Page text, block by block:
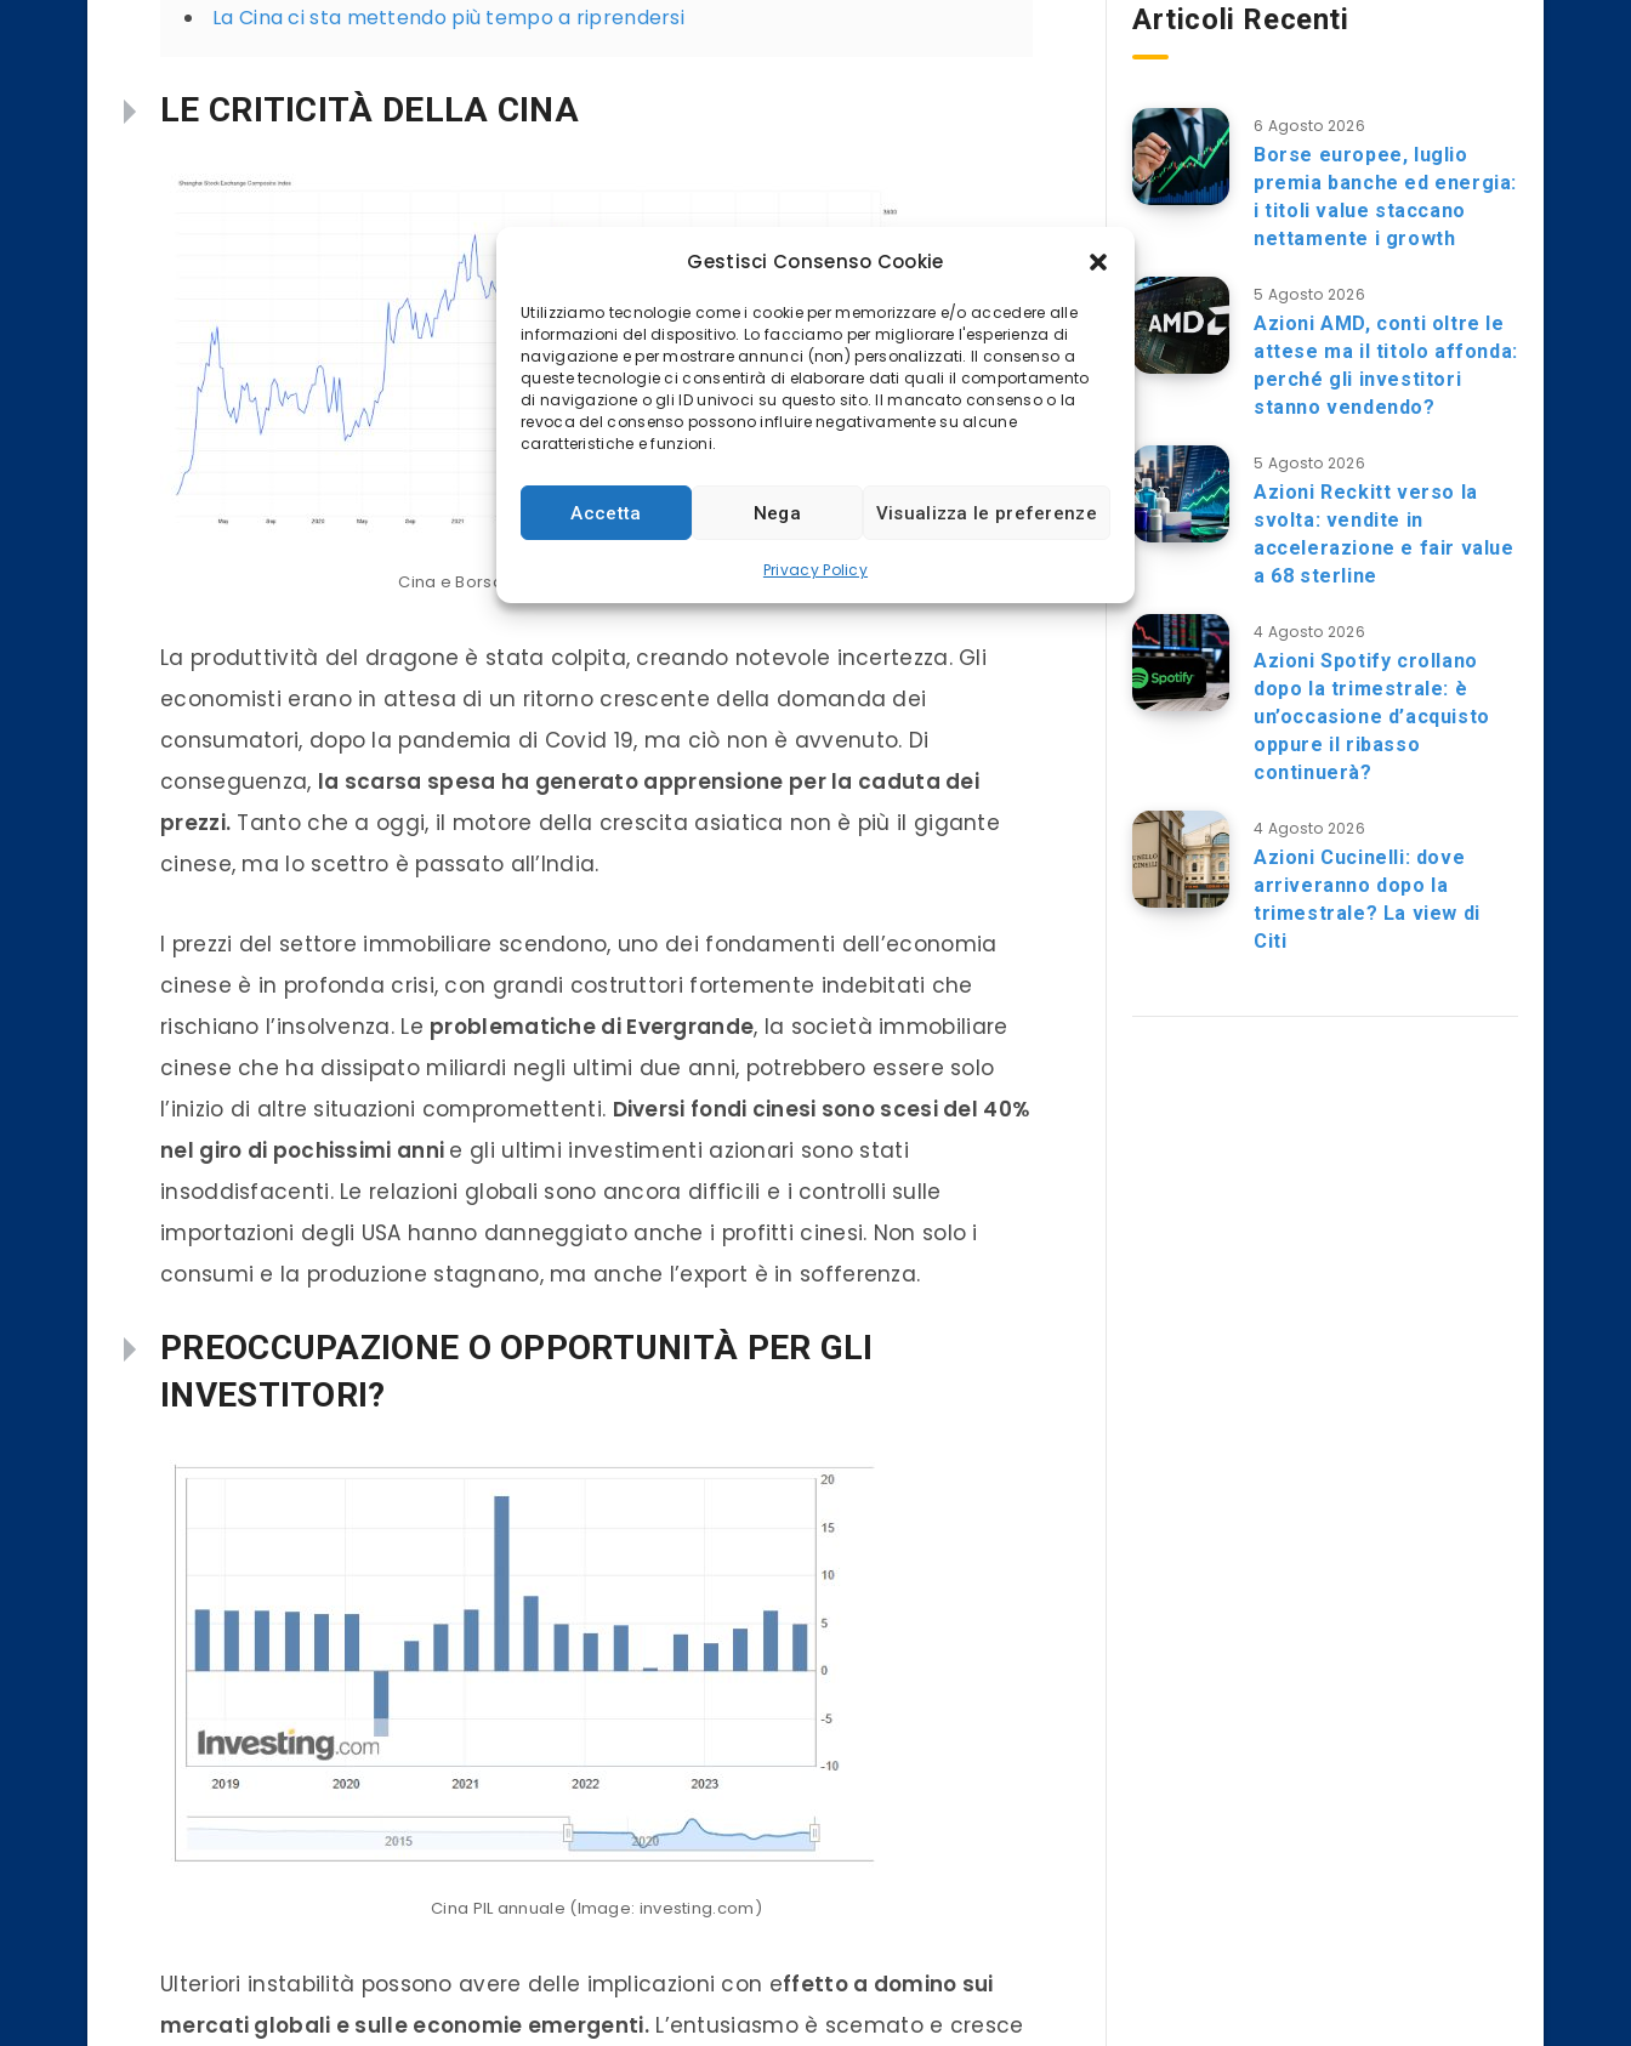
Gestisci Consenso Cookie
Utilizziamo tecnologie come i cookie per memorizzare e/o accedere alle
informazioni del dispositivo. Lo facciamo per migliorare l'esperienza di
navigazione e per mostrare annunci (non) personalizzati. Il consenso a
queste tecnologie ci consentirà di elaborare dati quali il comportamento
di navigazione o gli ID univoci su questo sito. Il mancato consenso o la
revoca del consenso possono influire negativamente su alcune
caratteristiche e funzioni.
Accetta Nega Visualizza le preferenze
Privacy Policy
La Cina ci sta mettendo più tempo a riprendersi
LE CRITICITÀ DELLA CINA
Cina e Borsa – (Image: tradingeconomics.com)
La produttività del dragone è stata colpita, creando notevole incertezza. Gli
economisti erano in attesa di un ritorno crescente della domanda dei
consumatori, dopo la pandemia di Covid 19, ma ciò non è avvenuto. Di
conseguenza, la scarsa spesa ha generato apprensione per la caduta dei
prezzi. Tanto che a oggi, il motore della crescita asiatica non è più il gigante
cinese, ma lo scettro è passato all’India.
I prezzi del settore immobiliare scendono, uno dei fondamenti dell’economia
cinese è in profonda crisi, con grandi costruttori fortemente indebitati che
rischiano l’insolvenza. Le problematiche di Evergrande, la società immobiliare
cinese che ha dissipato miliardi negli ultimi due anni, potrebbero essere solo
l’inizio di altre situazioni compromettenti. Diversi fondi cinesi sono scesi del 40%
nel giro di pochissimi anni e gli ultimi investimenti azionari sono stati
insoddisfacenti. Le relazioni globali sono ancora difficili e i controlli sulle
importazioni degli USA hanno danneggiato anche i profitti cinesi. Non solo i
consumi e la produzione stagnano, ma anche l’export è in sofferenza.
PREOCCUPAZIONE O OPPORTUNITÀ PER GLI
INVESTITORI?
Cina PIL annuale (Image: investing.com)
Ulteriori instabilità possono avere delle implicazioni con effetto a domino sui
mercati globali e sulle economie emergenti.L’entusiasmo è scemato e cresce
Articoli Recenti
6 Agosto 2026
Borse europee, luglio
premia banche ed energia:
i titoli value staccano
nettamente i growth
5 Agosto 2026
Azioni AMD, conti oltre le
attese ma il titolo affonda:
perché gli investitori
stanno vendendo?
5 Agosto 2026
Azioni Reckitt verso la
svolta: vendite in
accelerazione e fair value
a 68 sterline
4 Agosto 2026
Azioni Spotify crollano
dopo la trimestrale: è
un’occasione d’acquisto
oppure il ribasso
continuerà?
4 Agosto 2026
Azioni Cucinelli: dove
arriveranno dopo la
trimestrale? La view di
Citi